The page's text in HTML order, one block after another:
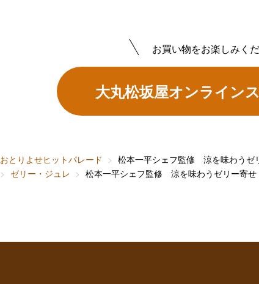
お買い物をお楽しみく
大丸松坂屋オンライン
おとりよせヒットパレード
松本一平シェフ監修 涼を味わう
ゼリー・ジュレ 松本一平シェフ監修 涼を味わうゼリー寄